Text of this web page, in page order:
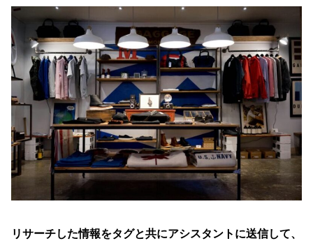
リサーチした情報をタグと共にアシスタントに送信して、